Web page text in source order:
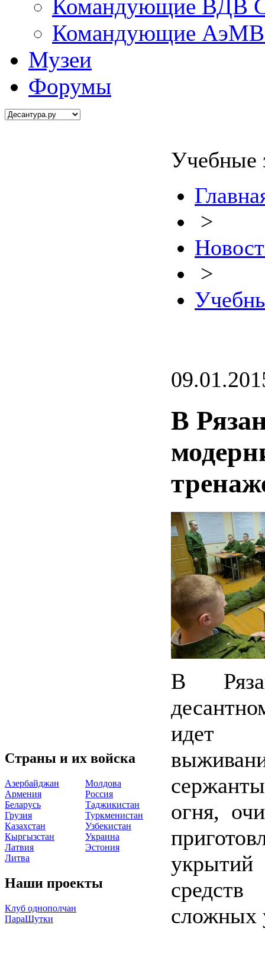
Командующие ВДВ
Командующие АэМВ
Музеи
Форумы
Страны и их войска
Азербайджан
Армения
Беларусь
Грузия
Казахстан
Кыргызстан
Латвия
Литва
Молдова
Россия
Таджикистан
Туркменистан
Узбекистан
Украина
Эстония
Наши проекты
Клуб однополчан
ПараШутки
Учебные
>
>
В
В
идет
огня,
сложных